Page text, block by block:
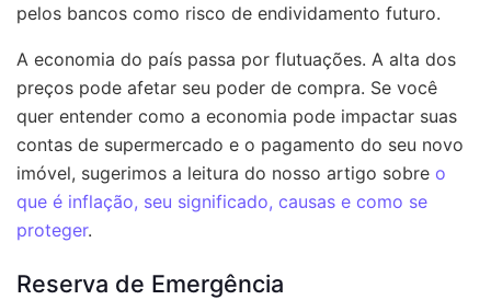
pelos bancos como risco de endividamento futuro.
A economia do país passa por flutuações. A alta dos
preços pode afetar seu poder de compra. Se você
quer entender como a economia pode impactar suas
contas de supermercado e o pagamento do seu novo
imóvel, sugerimos a leitura do nosso artigo sobre o
que é inflação, seu significado, causas e como se
proteger.
Reserva de Emergência